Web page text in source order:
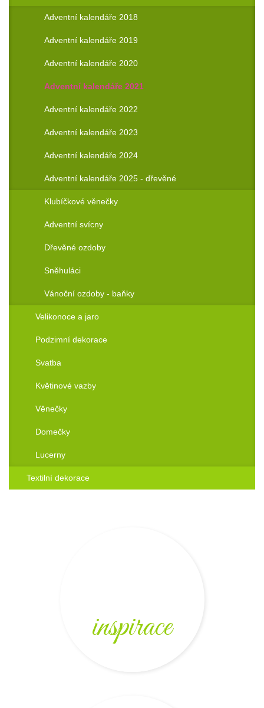
Adventní kalendáře 2018
Adventní kalendáře 2019
Adventní kalendáře 2020
Adventní kalendáře 2021
Adventní kalendáře 2022
Adventní kalendáře 2023
Adventní kalendáře 2024
Adventní kalendáře 2025 - dřevěné
Klubíčkové věnečky
Adventní svícny
Dřevěné ozdoby
Sněhuláci
Vánoční ozdoby - baňky
Velikonoce a jaro
Podzimní dekorace
Svatba
Květinové vazby
Věnečky
Domečky
Lucerny
Textilní dekorace
inspirace